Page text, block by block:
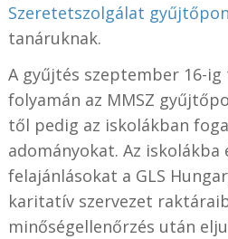
Szeretetszolgálat
tanáruknak.
A gyűjtés szeptember 16-
folyamán az MMSZ
től pedig az iskolákban
adományokat. Az iskolákba
felajánlásokat a GLS
karitatív szervezet
minőségellenőrzés után